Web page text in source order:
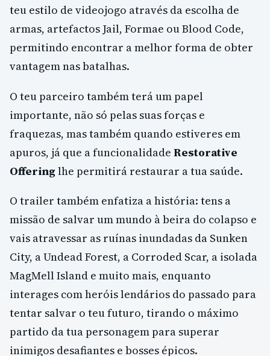
teu estilo de videojogo através da escolha de
armas, artefactos Jail, Formae ou Blood Code,
permitindo encontrar a melhor forma de obter
vantagem nas batalhas.
O teu parceiro também terá um papel
importante, não só pelas suas forças e
fraquezas, mas também quando estiveres em
apuros, já que a funcionalidade Restorative
Offeringlhe permitirá restaurar a tua saúde.
O trailer também enfatiza a história: tens a
missão de salvar um mundo à beira do colapso e
vais atravessar as ruínas inundadas da Sunken
City, a Undead Forest, a Corroded Scar, a isolada
MagMell Island e muito mais, enquanto
interages com heróis lendários do passado para
tentar salvar o teu futuro, tirando o máximo
partido da tua personagem para superar
inimigos desafiantes e bosses épicos.